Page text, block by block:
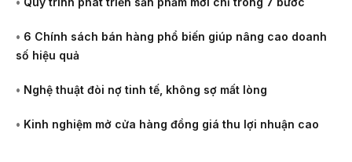
• 6 Chính sách bán hàng phổ biến giúp nâng cao doanh
số hiệu quả
• Nghệ thuật đòi nợ tinh tế, không sợ mất lòng
• Kinh nghiệm mở cửa hàng đồng giá thu lợi nhuận cao